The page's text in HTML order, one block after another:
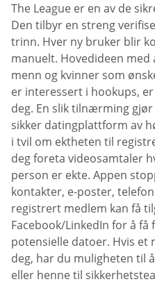
The League er en av de
Den tilbyr en streng
trinn. Hver ny bruker blir
manuelt. Hovedideen
menn og kvinner som
er interessert i hookups,
deg. En slik tilnærming gjør
sikker datingplattform av
i tvil om ektheten til
deg foreta videosamtaler
person er ekte. Appen
kontakter, e-poster,
registrert medlem kan få
Facebook/LinkedIn for å
potensielle datoer. Hvis et
deg, har du muligheten til
eller henne til